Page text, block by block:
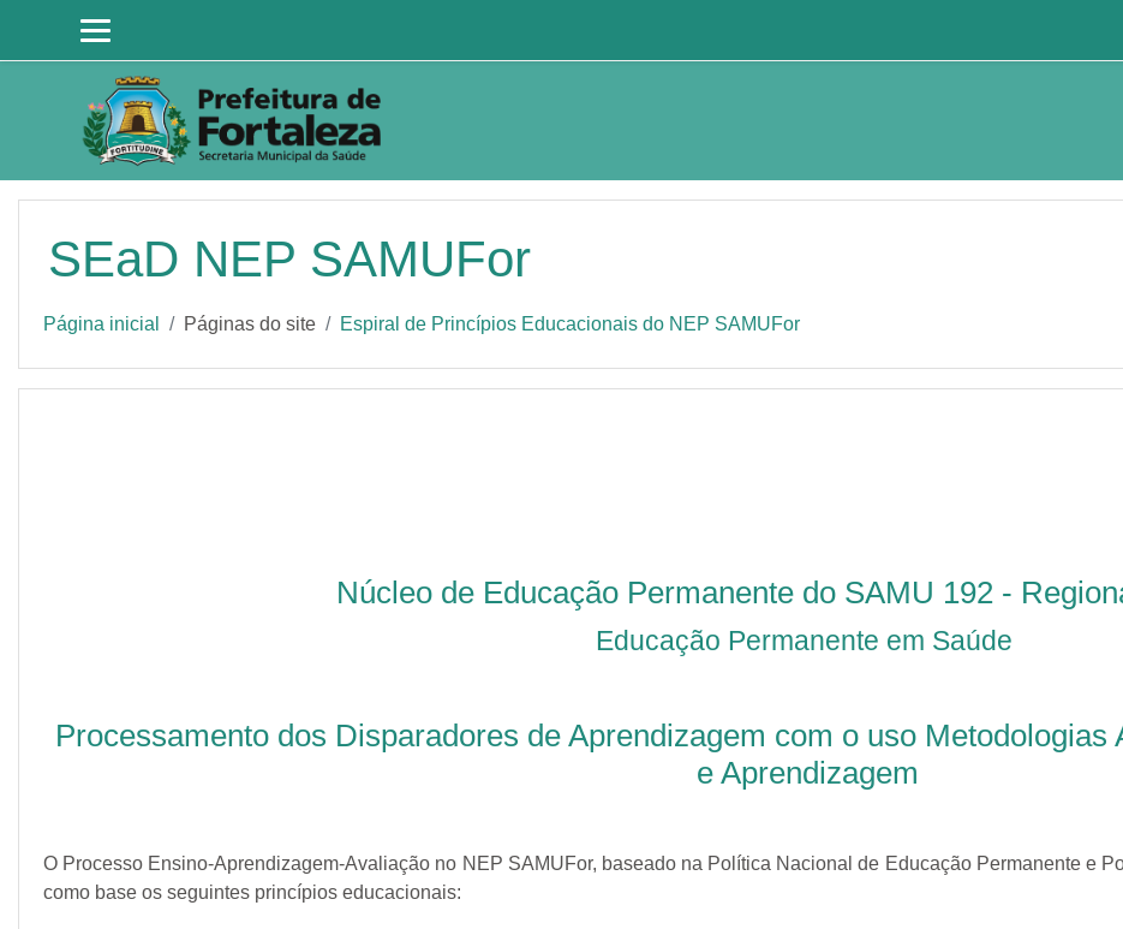
SEaD NEP SAMUFor
Página inicial Páginas do site Espiral de Princípios Educacionais do NEP SAMUFor
Núcleo de Educação Permanente do SAMU 192 -
Educação Permanente em Saúde
Processamento dos Disparadores de Aprendizagem com o uso Metodologias
e Aprendizagem
O Processo Ensino-Aprendizagem-Avaliação no NEP SAMUFor, baseado na Política Nacional de Educação Permanente e
como base os seguintes princípios educacionais: